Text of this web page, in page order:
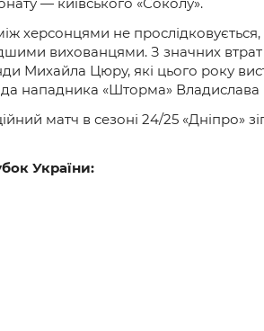
херсонцями не
вихованцями. З значних
Михайла Цюру, які цього року
нападника «Шторма» Владислава
матч в сезоні 24/25 «Дніпро»
України: